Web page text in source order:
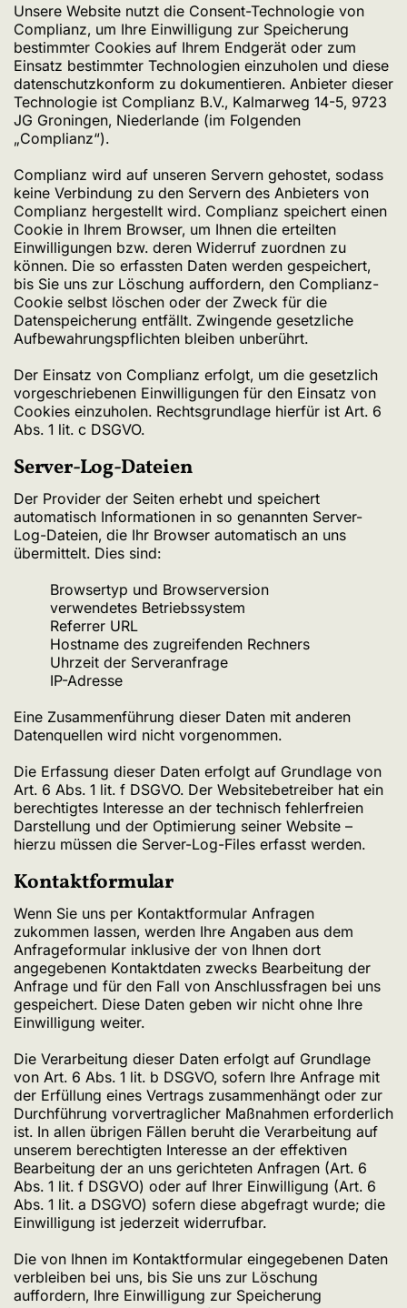
Unsere Website nutzt die Consent-Technologie von
Complianz, um Ihre Einwilligung zur Speicherung
bestimmter Cookies auf Ihrem Endgerät oder zum
Einsatz bestimmter Technologien einzuholen und diese
datenschutzkonform zu dokumentieren. Anbieter dieser
Technologie ist Complianz B.V., Kalmarweg 14-5, 9723
JG Groningen, Niederlande (im Folgenden
„Complianz“).
Complianz wird auf unseren Servern gehostet, sodass
keine Verbindung zu den Servern des Anbieters von
Complianz hergestellt wird. Complianz speichert einen
Cookie in Ihrem Browser, um Ihnen die erteilten
Einwilligungen bzw. deren Widerruf zuordnen zu
können. Die so erfassten Daten werden gespeichert,
bis Sie uns zur Löschung auffordern, den Complianz-
Cookie selbst löschen oder der Zweck für die
Datenspeicherung entfällt. Zwingende gesetzliche
Aufbewahrungspflichten bleiben unberührt.
Der Einsatz von Complianz erfolgt, um die gesetzlich
vorgeschriebenen Einwilligungen für den Einsatz von
Cookies einzuholen. Rechtsgrundlage hierfür ist Art. 6
Abs. 1 lit. c DSGVO.
Server-Log-Dateien
Der Provider der Seiten erhebt und speichert
automatisch Informationen in so genannten Server-
Log-Dateien, die Ihr Browser automatisch an uns
übermittelt. Dies sind:
Browsertyp und Browserversion
verwendetes Betriebssystem
Referrer URL
Hostname des zugreifenden Rechners
Uhrzeit der Serveranfrage
IP-Adresse
Eine Zusammenführung dieser Daten mit anderen
Datenquellen wird nicht vorgenommen.
Die Erfassung dieser Daten erfolgt auf Grundlage von
Art. 6 Abs. 1 lit. f DSGVO. Der Websitebetreiber hat ein
berechtigtes Interesse an der technisch fehlerfreien
Darstellung und der Optimierung seiner Website –
hierzu müssen die Server-Log-Files erfasst werden.
Kontaktformular
Wenn Sie uns per Kontaktformular Anfragen
zukommen lassen, werden Ihre Angaben aus dem
Anfrageformular inklusive der von Ihnen dort
angegebenen Kontaktdaten zwecks Bearbeitung der
Anfrage und für den Fall von Anschlussfragen bei uns
gespeichert. Diese Daten geben wir nicht ohne Ihre
Einwilligung weiter.
Die Verarbeitung dieser Daten erfolgt auf Grundlage
von Art. 6 Abs. 1 lit. b DSGVO, sofern Ihre Anfrage mit
der Erfüllung eines Vertrags zusammenhängt oder zur
Durchführung vorvertraglicher Maßnahmen erforderlich
ist. In allen übrigen Fällen beruht die Verarbeitung auf
unserem berechtigten Interesse an der effektiven
Bearbeitung der an uns gerichteten Anfragen (Art. 6
Abs. 1 lit. f DSGVO) oder auf Ihrer Einwilligung (Art. 6
Abs. 1 lit. a DSGVO) sofern diese abgefragt wurde; die
Einwilligung ist jederzeit widerrufbar.
Die von Ihnen im Kontaktformular eingegebenen Daten
verbleiben bei uns, bis Sie uns zur Löschung
auffordern, Ihre Einwilligung zur Speicherung